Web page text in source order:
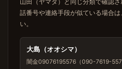
話番号や連絡手段が似ている場合
い。
大島（オオシマ）
闇金09076195576（090-7619-